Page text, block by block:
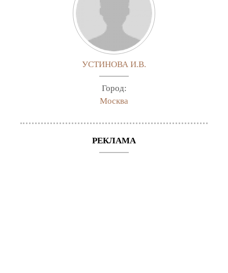
УСТИНОВА И.В.
Город:
Москва
РЕКЛАМА